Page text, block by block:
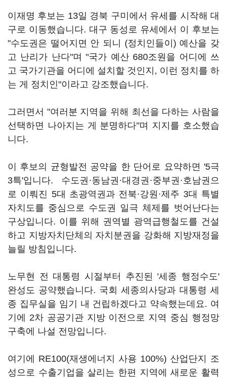
이재명 후보는 13일 경북 구미에서 유세를 시작해 대
구로 이동했습니다. 대구 동성로 유세에서 이 후보는
"수도권은 떨어지면 안 되니 (정치인들이) 예산을 갖
고 난리가 난다"며 "국가 예산 680조원을 어디에 쓰
고 국가기관을 어디에 설치할 것인지, 이런 정치를 하
는 게 정치인"이라고 강조했습니다.
그러면서 "여러분 지역을 위해 최선을 다하는 사람을
선택하면 나아지는 게 분명하다"며 지지를 호소했습
니다.
이 후보의 균형발전 공약을 한 단어로 요약하면 '5극
3특'입니다. 수도권·동남권·대경권·중부권·호남권으
로 이뤄진 5대 초광역권과 전북·강원·제주 3대 특별
자치도를 중심으로 수도권 일극 체제를 벗어난다는
구상입니다. 이를 위해 권역별 광역급행철도를 건설
하고 지방자치단체의 자치분권을 강화해 지방재정을
늘릴 방침입니다.
노무현 전 대통령 시절부터 추진된 '세종 행정수도'
완성도 공약했습니다. 국회 세종의사당과 대통령 세
종 집무실을 임기 내 건립하겠다고 약속했는데요. 여
기에 2차 공공기관 지방 이전으로 지역 중심 행정망
구축에 나설 전망입니다.
여기에 RE100(재생에너지 사용 100%) 산업단지 조
성으로 수출기업을 살리는 한편 지역에 새로운 활력